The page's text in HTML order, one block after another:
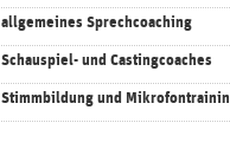
allgemeines Sprechcoaching
Schauspiel- und Castingcoaches
Stimmbildung und